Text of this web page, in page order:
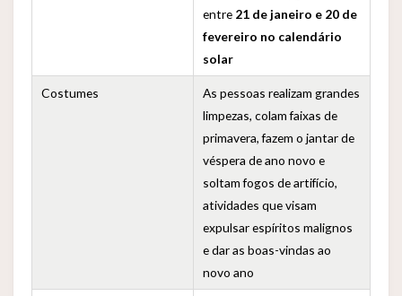
entre 21 de janeiro e 20 de
fevereiro no calendário
solar
Costumes
As pessoas realizam grandes
limpezas, colam faixas de
primavera, fazem o jantar de
véspera de ano novo e
soltam fogos de artifício,
atividades que visam
expulsar espíritos malignos
e dar as boas-vindas ao
novo ano